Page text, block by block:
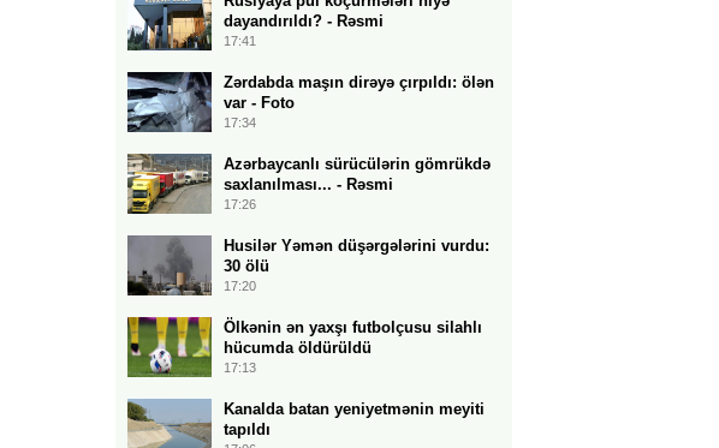
dayandırıldı? - Rəsmi
17:41
Zərdabda maşın dirəyə çırpıldı: ölən
var - Foto
17:34
Azərbaycanlı sürücülərin gömrükdə
saxlanılması... - Rəsmi
17:26
Husilər Yəmən düşərgələrini vurdu:
30 ölü
17:20
Ölkənin ən yaxşı futbolçusu silahlı
hücumda öldürüldü
17:13
Kanalda batan yeniyetmənin meyiti
tapıldı